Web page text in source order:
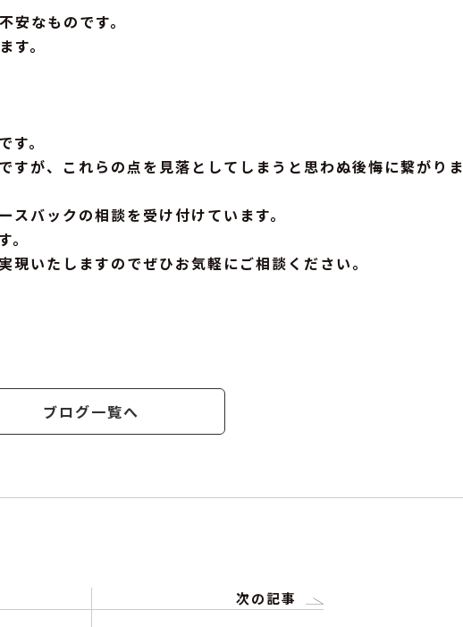
安なものです。
。
。
が、これらの点を見落としてしまうと思わぬ後悔に繋がりま
バックの相談を受け付けています。
いたしますのでぜひお気軽にご相談ください。
ブログ一覧へ
次の記事